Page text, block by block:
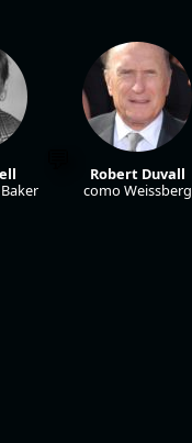
Robert Duvall
como Weissberg